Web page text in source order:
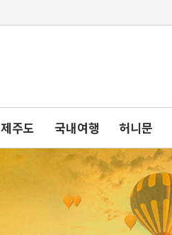
제주도 국내여행 허니문